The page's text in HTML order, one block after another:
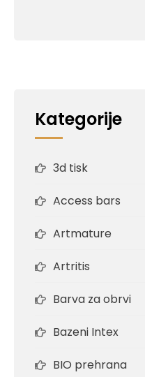
Kategorije
3d tisk
Access bars
Artmature
Artritis
Barva za obrvi
Bazeni Intex
BIO prehrana